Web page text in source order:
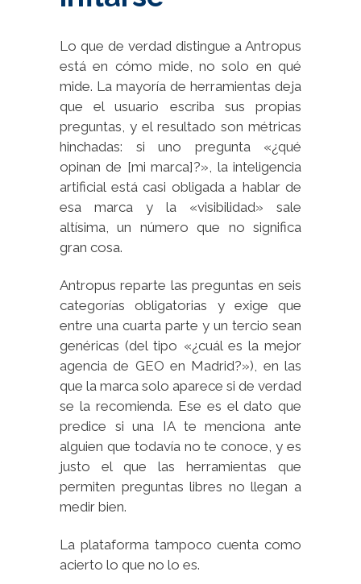
Lo que de verdad distingue a Antropus
está en cómo mide, no solo en qué
mide. La mayoría de herramientas deja
que el usuario escriba sus propias
preguntas, y el resultado son métricas
hinchadas: si uno pregunta «¿qué
opinan de [mi marca]?», la inteligencia
artificial está casi obligada a hablar de
esa marca y la «visibilidad» sale
altísima, un número que no significa
gran cosa.
Antropus reparte las preguntas en seis
categorías obligatorias y exige que
entre una cuarta parte y un tercio sean
genéricas (del tipo «¿cuál es la mejor
agencia de GEO en Madrid?»), en las
que la marca solo aparece si de verdad
se la recomienda. Ese es el dato que
predice si una IA te menciona ante
alguien que todavía no te conoce, y es
justo el que las herramientas que
permiten preguntas libres no llegan a
medir bien.
La plataforma tampoco cuenta como
acierto lo que no lo es.